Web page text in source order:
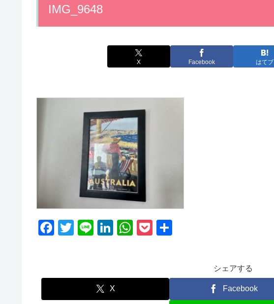
IMG_9648
X Facebook はてブ
F
e
T
er
Li
Li
e
dI
W
s
P
et
シェアする
X Facebook